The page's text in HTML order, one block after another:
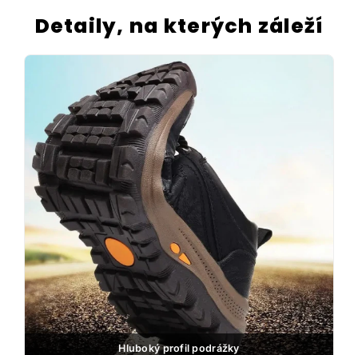
Detaily, na kterých záleží
Hluboký profil podrážky